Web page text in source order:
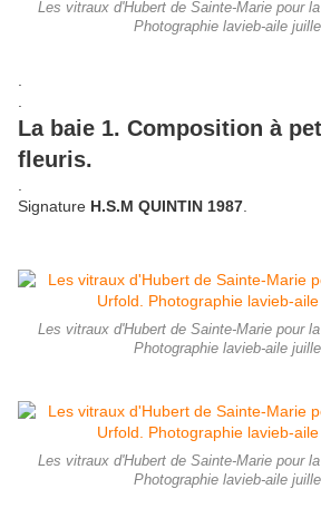
Les vitraux d'Hubert de Sainte-Marie pour
Photographie lavieb-aile
La baie 1. Composition à
fleuris.
Signature H.S.M QUINTIN 1987
Les vitraux d'Hubert de Sainte-Marie pour
Photographie lavieb-aile
Les vitraux d'Hubert de Sainte-Marie pour
Photographie lavieb-aile